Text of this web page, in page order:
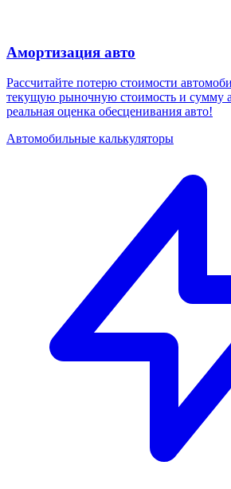
Амортизация авто
Рассчитайте потерю стоимости
текущую рыночную стоимость и сумму
реальная оценка обесценивания авто!
Автомобильные калькуляторы